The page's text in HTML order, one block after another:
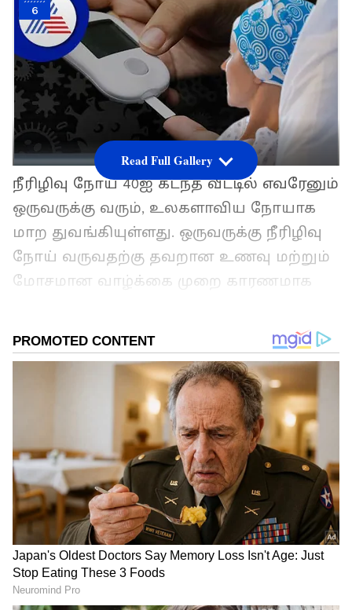
6
நீரிழிவு நோய் 40ஐ கடந்த வீட்டில் எவரேனும்
ஒருவருக்கு வரும், உலகளாவிய நோயாக
மாற துவங்கியுள்ளது. ஒருவருக்கு நீரிழிவு
நோய் வருவதற்கு தவறான உணவு மற்றும்
மோசமான வாழ்க்கை முறை காரணமாக
எப்போதும் கவனித்துக் கொள்ள வேண்டும்.
இல்லையென்றால், ரத்த சர்க்கரை அளவு
அதிகரித்து சிறுநீரக நோய், மாரடைப்பு
போன்ற கடுமையான நோய்களால்
பாதிக்கப்படலாம்.
ஏசியாநெட் தமிழ்-ஐ உங்கள் முதன்மைத்
தேர்வாக்குங்கள்
Read Full Gallery